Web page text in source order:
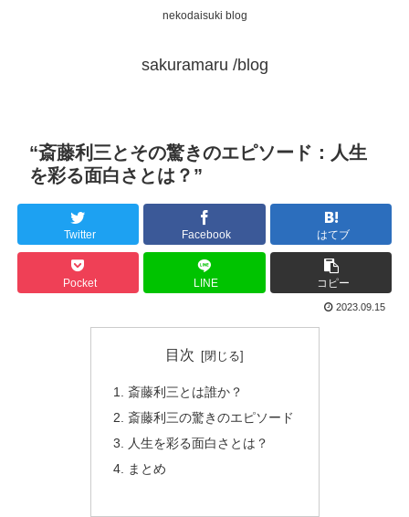
nekodaisuki blog
sakuramaru /blog
“斎藤利三とその驚きのエピソード：人生
を彩る面白さとは？”
Twitter Facebook はてブ
Pocket LINE コピー
2023.09.15
目次
斎藤利三とは誰か？
斎藤利三の驚きのエピソード
人生を彩る面白さとは？
まとめ